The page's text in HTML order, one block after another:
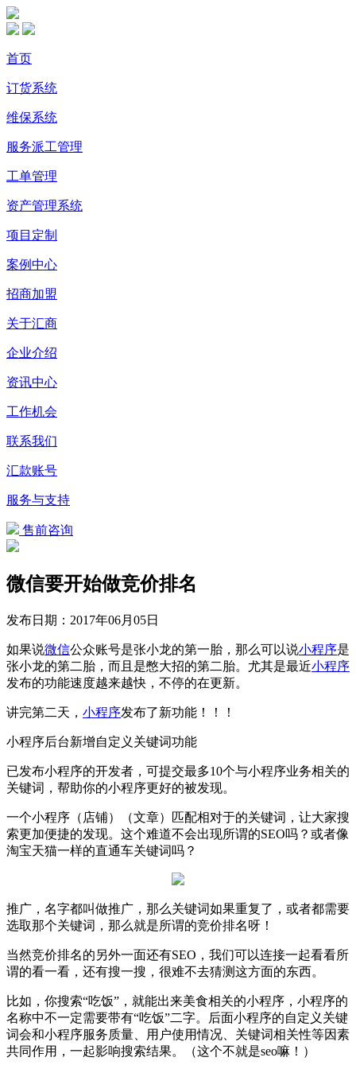
首页
订货系统
维保系统
服务派工管理
工单管理
资产管理系统
项目定制
案例中心
招商加盟
关于汇商
企业介绍
资讯中心
工作机会
联系我们
汇款账号
服务与支持
售前咨询
微信要开始做竞价排名
发布日期： 2017年06月05日
如果说微信公众账号是张小龙的第一胎，那么可以说小程序是
张小龙的第二胎，而且是憋大招的第二胎。尤其是最近小程序
发布的功能速度越来越快，不停的在更新。
讲完第二天， 小程序发布了新功能！！！
小程序后台新增自定义关键词功能
已发布小程序的开发者，可提交最多10个与小程序业务相关的
关键词，帮助你的小程序更好的被发现。
一个小程序（店铺）（文章）匹配相对于的关键词，让大家搜
索更加便捷的发现。这个难道不会出现所谓的SEO吗？或者像
淘宝天猫一样的直通车关键词吗？
推广，名字都叫做推广，那么关键词如果重复了，或者都需要
选取那个关键词，那么就是所谓的竞价排名呀！
当然竞价排名的另外一面还有SEO，我们可以连接一起看看所
谓的看一看，还有搜一搜，很难不去猜测这方面的东西。
比如，你搜索“吃饭”，就能出来美食相关的小程序，小程序的
名称中不一定需要带有“吃饭”二字。后面小程序的自定义关键
词会和小程序服务质量、用户使用情况、关键词相关性等因素
共同作用，一起影响搜索结果。（这个不就是seo嘛！）